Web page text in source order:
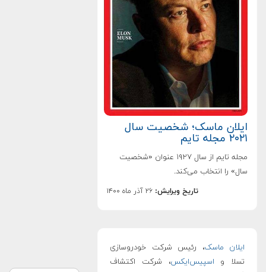
ایلان ماسک؛ شخصیت سال
۲۰۲۱ مجله تایم
مجله تایم از سال ۱۹۲۷ عنوان «شخصیت
سال» را انتخاب می‌کند.
تاریخ ویرایش: ۲۶ آذر ماه ۱۴۰۰
ایلان ماسک، رئیس شرکت خودروسازی
تسلا و اسپیس‌ایکس، شرکت اکتشاف